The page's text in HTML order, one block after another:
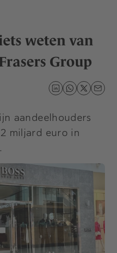
weten van
Group
aandeelhouders
miljard euro in